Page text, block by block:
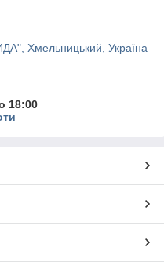
Хмельницький, Україна
18:00